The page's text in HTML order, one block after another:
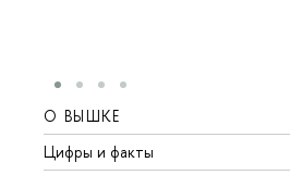
О ВЫШКЕ
Цифры и факты